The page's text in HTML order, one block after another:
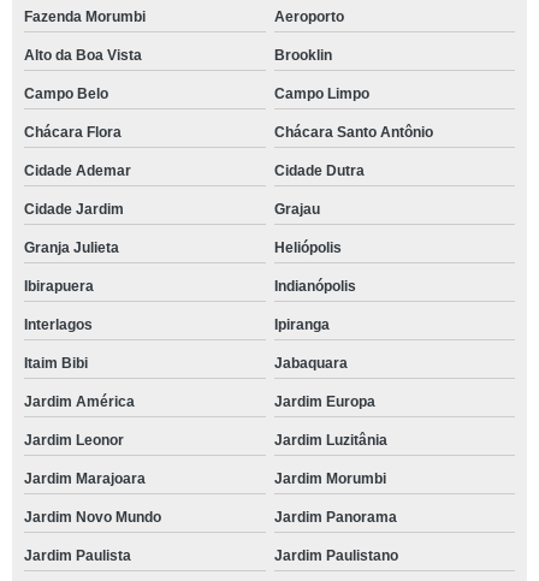
Fazenda Morumbi Aeroporto
Alto da Boa Vista Brooklin
Campo Belo Campo Limpo
Chácara Flora Chácara Santo Antônio
Cidade Ademar Cidade Dutra
Cidade Jardim Grajau
Granja Julieta Heliópolis
Ibirapuera Indianópolis
Interlagos Ipiranga
Itaim Bibi Jabaquara
Jardim América Jardim Europa
Jardim Leonor Jardim Luzitânia
Jardim Marajoara Jardim Morumbi
Jardim Novo Mundo Jardim Panorama
Jardim Paulista Jardim Paulistano